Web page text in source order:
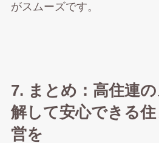
がスムーズです。
7. まとめ：高住連
解して安心できる
営を